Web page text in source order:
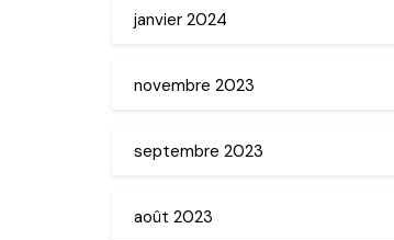
janvier 2024
novembre 2023
septembre 2023
août 2023